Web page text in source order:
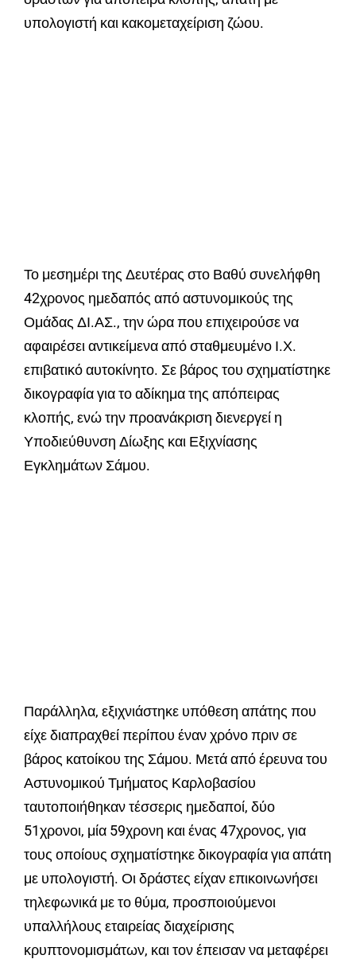
υπολογιστή και κακομεταχείριση ζώου.
Το μεσημέρι της Δευτέρας στο Βαθύ συνελήφθη
42χρονος ημεδαπός από αστυνομικούς της
Ομάδας ΔΙ.ΑΣ., την ώρα που επιχειρούσε να
αφαιρέσει αντικείμενα από σταθμευμένο Ι.Χ.
επιβατικό αυτοκίνητο. Σε βάρος του σχηματίστηκε
δικογραφία για το αδίκημα της απόπειρας
κλοπής, ενώ την προανάκριση διενεργεί η
Υποδιεύθυνση Δίωξης και Εξιχνίασης
Εγκλημάτων Σάμου.
Παράλληλα, εξιχνιάστηκε υπόθεση απάτης που
είχε διαπραχθεί περίπου έναν χρόνο πριν σε
βάρος κατοίκου της Σάμου. Μετά από έρευνα του
Αστυνομικού Τμήματος Καρλοβασίου
ταυτοποιήθηκαν τέσσερις ημεδαποί, δύο
51χρονοι, μία 59χρονη και ένας 47χρονος, για
τους οποίους σχηματίστηκε δικογραφία για απάτη
με υπολογιστή. Οι δράστες είχαν επικοινωνήσει
τηλεφωνικά με το θύμα, προσποιούμενοι
υπαλλήλους εταιρείας διαχείρισης
κρυπτονομισμάτων, και τον έπεισαν να μεταφέρει